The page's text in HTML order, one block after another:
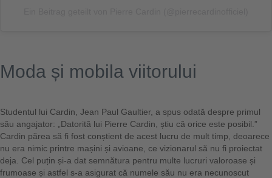
Moda și mobila viitorului
Studentul lui Cardin, Jean Paul Gaultier, a spus odată despre primul
său angajator: „Datorită lui Pierre Cardin, știu că orice este posibil.”
Cardin părea să fi fost conștient de acest lucru de mult timp, deoarece
nu era nimic printre mașini și avioane, ce vizionarul să nu fi proiectat
deja. Cel puțin și-a dat semnătura pentru multe lucruri valoroase și
frumoase și astfel s-a asigurat că numele său nu era necunoscut